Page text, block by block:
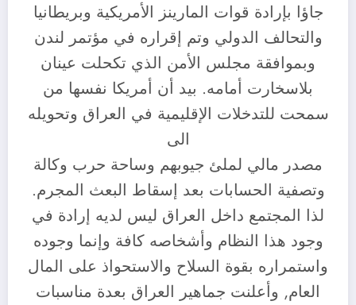
جاؤا بإرادة قوات المارينز الأمريكية وبريطانيا
والتحالف الدولي وتم إقراره في مؤتمر لندن
وبموافقة مجلس الأمن الذي تكحلت عينان
بلاسخارت أمامه. بيد أن أمريكا نفسها من
سمحت للتدخلات الإقليمية في العراق وتحويله
الى
مصدر مالي لملئ جيوبهم وساحة حرب وكالة
وتصفية الحسابات بعد إسقاط البعث المجرم.
لذا المجتمع داخل العراق ليس لديه إرادة في
وجود هذا النظام وأشخاصه كافة وإنما وجوده
واستمراره بقوة السلاح والاستحواذ على المال
العام, وأعلنت جماهير العراق بعدة مناسبات